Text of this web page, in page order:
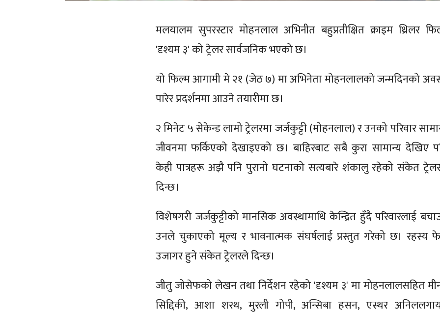
मलयालम सुपरस्टार मोहनलाल अभिनीत बहुप्रतीक्षित क्राइम थ्रिलर
'दृश्यम ३' को ट्रेलर सार्वजनिक भएको छ।
यो फिल्म आगामी मे २१ (जेठ ७) मा अभिनेता मोहनलालको जन्मदिनको
पारेर प्रदर्शनमा आउने तयारीमा छ।
२ मिनेट ५ सेकेन्ड लामो ट्रेलरमा जर्जकुट्टी (मोहनलाल) र उनको परिवार
जीवनमा फर्किएको देखाइएको छ। बाहिरबाट सबै कुरा सामान्य देखिए
केही पात्रहरू अझै पनि पुरानो घटनाको सत्यबारे शंकालु रहेको संकेत
दिन्छ।
विशेषगरी जर्जकुट्टीको मानसिक अवस्थामाथि केन्द्रित हुँदै परिवारलाई
उनले चुकाएको मूल्य र भावनात्मक संघर्षलाई प्रस्तुत गरेको छ। रहस्य
उजागर हुने संकेत ट्रेलरले दिन्छ।
जीतु जोसेफको लेखन तथा निर्देशन रहेको 'दृश्यम ३' मा मोहनलालसहित
सिद्दिकी, आशा शरथ, मुरली गोपी, अन्सिबा हसन, एस्थर